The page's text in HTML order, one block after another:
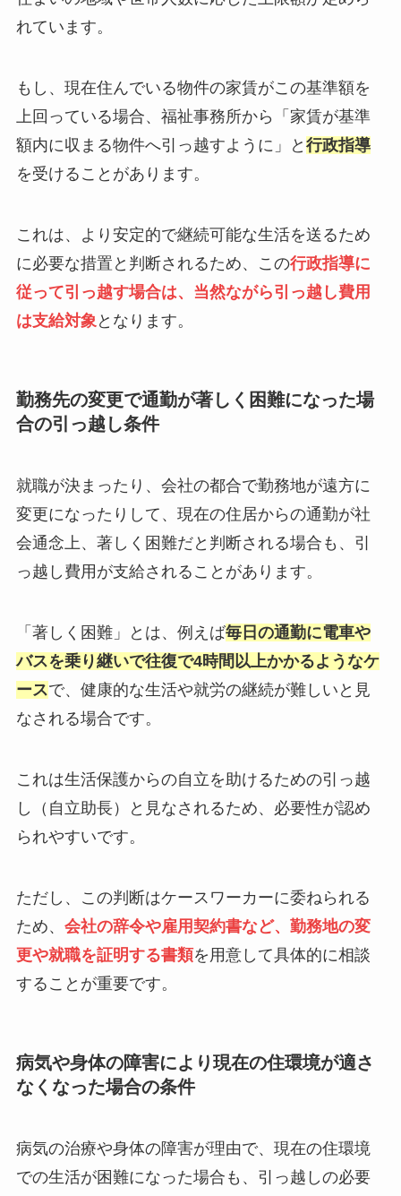
れています。
もし、現在住んでいる物件の家賃がこの基準額を
上回っている場合、福祉事務所から「家賃が基準
額内に収まる物件へ引っ越すように」と 行政指導
を受けることがあります。
これは、より安定的で継続可能な生活を送るため
に必要な措置と判断されるため、この行政指導に
従って引っ越す場合は、当然ながら引っ越し費用
は支給対象 となります。
勤務先の変更で通勤が著しく困難になった場
合の引っ越し条件
就職が決まったり、会社の都合で勤務地が遠方に
変更になったりして、現在の住居からの通勤が社
会通念上、著しく困難だと判断される場合も、引
っ越し費用が支給されることがあります。
「著しく困難」とは、例えば毎日の通勤に電車や
バスを乗り継いで往復で4時間以上かかるようなケ
ースで、健康的な生活や就労の継続が難しいと見
なされる場合です。
これは生活保護からの自立を助けるための引っ越
し（自立助長）と見なされるため、必要性が認め
られやすいです。
ただし、この判断はケースワーカーに委ねられる
ため、 会社の辞令や雇用契約書など、勤務地の変
更や就職を証明する書類を用意して具体的に相談
することが重要です。
病気や身体の障害により現在の住環境が適さ
なくなった場合の条件
病気の治療や身体の障害が理由で、現在の住環境
での生活が困難になった場合も、引っ越しの必要